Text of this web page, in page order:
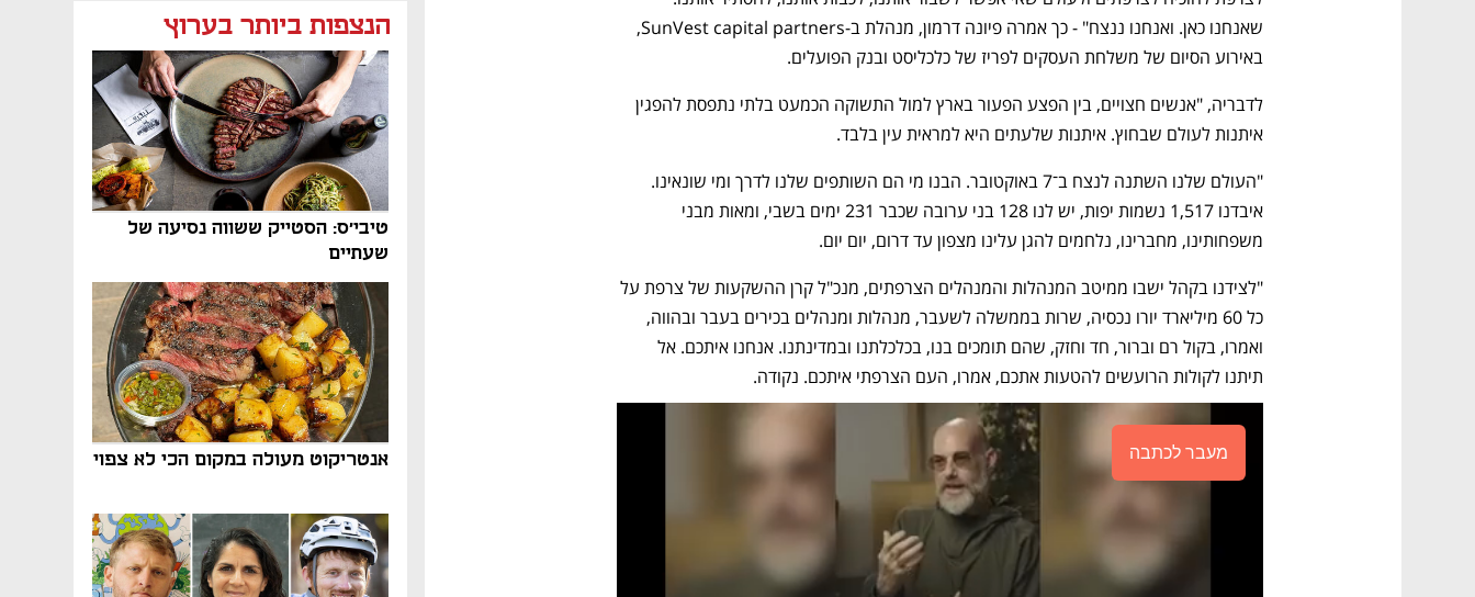
הנצפות ביותר בערוץ
טיבי'ס: הסטייק ששווה נסיעה של
שעתיים
אנטריקוט מעולה במקום הכי לא צפוי
באירוע הסיום של משלחת העסקים לפריז של כלכליסט ובנק הפועלים.
איתנות לעולם שבחוץ. איתנות שלעתים היא למראית עין בלבד.
משפחותינו, מחברינו, נלחמים להגן עלינו מצפון עד דרום, יום יום.
תיתנו לקולות הרועשים להטעות אתכם, אמרו, העם הצרפתי איתכם. נקודה.
מעבר לכתבה